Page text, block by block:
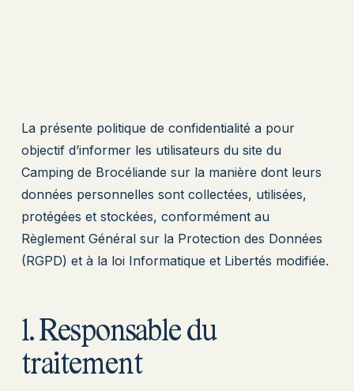
La présente politique de confidentialité a pour
objectif d’informer les utilisateurs du site du
Camping de Brocéliande sur la manière dont leurs
données personnelles sont collectées, utilisées,
protégées et stockées, conformément au
Règlement Général sur la Protection des Données
(RGPD) et à la loi Informatique et Libertés modifiée.
1. Responsable du
traitement